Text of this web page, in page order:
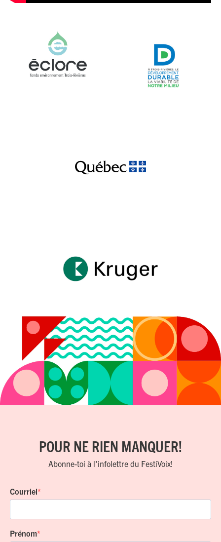
POUR NE RIEN MANQUER!
Abonne-toi à l'infolettre du FestiVoix!
Courriel
Prénom